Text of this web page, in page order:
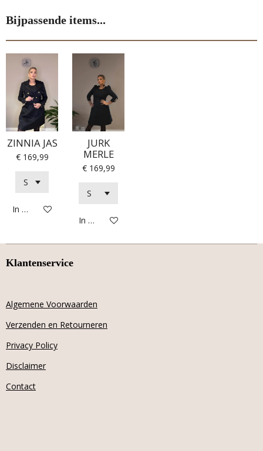
Bijpassende items...
ZINNIA JAS
€ 169,99
In winkelwagen
JURK
MERLE
€ 169,99
In winkelwagen
Klantenservice
Algemene Voorwaarden
Verzenden en Retourneren
Privacy Policy
Disclaimer
Contact